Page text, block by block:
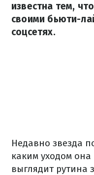
известна тем,
своими бьюти-
соцсетях.
Недавно звезда
каким уходом
выглядит рутина